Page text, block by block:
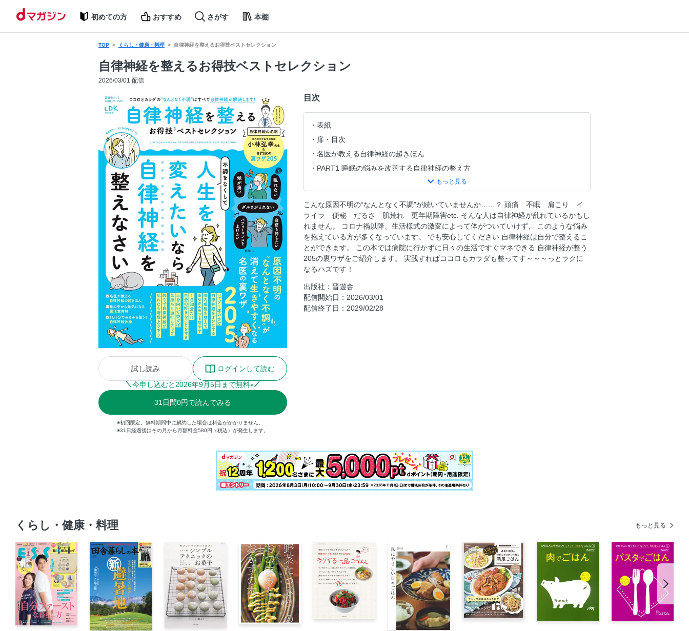
初めての方 おすすめ さがす 本棚
TOP くらし・健康・料理 自律神経を整えるお得技ベストセレクション
自律神経を整えるお得技ベストセレクション
2026/03/01 配信
試し読み
ログインして読む
今申し込むと 2026年9月5日まで無料※
31 日間0円で読んでみる
※初回限定。無料期間中に解約した場合は料金がかかりません。
※31日経過後はその月から月額料金580円（税込）が発生します。
目次
表紙
扉・目次
名医が教える自律神経の超きほん
PART1 睡眠の悩みを改善する自律神経の整え方
PART2 腸の不調を改善する自律神経の整え方
PART3 疲れやすさを改善する自律神経の整え方
PART4 血行の悪さを改善する自律神経の整え方
名医が教える自律神経体操
PART5 ココロの不調を改善する自律神経の整え方
PART6 更年期の不調を改善する自律神経の整え方
こんな原因不明の“なんとなく不調”が続いていませんか……？ 頭痛 不眠 肩こり イ
ライラ 便秘 だるさ 肌荒れ 更年期障害etc. そんな人は自律神経が乱れているかもし
れません。 コロナ禍以降、生活様式の激変によって体がついていけず、 このような悩み
を抱えている方が多くなっています。 でも安心してください 自律神経は自分で整えるこ
とができます。 この本では病院に行かずに日々の生活ですぐマネできる 自律神経が整う
205の裏ワザをご紹介します。 実践すればココロもカラダも整ってす～～～っとラクに
なるハズです！
出版社：晋遊舎
配信開始日：2026/03/01
配信終了日：2029/02/28
くらし・健康・料理 もっと見る